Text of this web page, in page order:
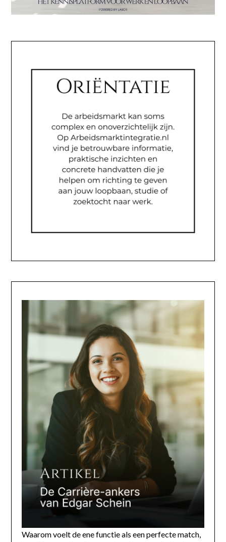
Waarom voelt de ene functie als een perfecte match,